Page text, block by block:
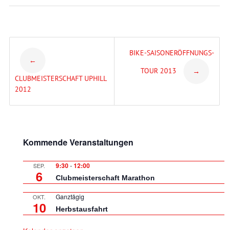
navigation
←
CLUBMEISTERSCHAFT UPHILL
2012
BIKE-SAISONERÖFFNUNGS-
TOUR 2013
→
Kommende Veranstaltungen
SEP.
6
9:30-12:00
Clubmeisterschaft Marathon
OKT.
10
Ganztägig
Herbstausfahrt